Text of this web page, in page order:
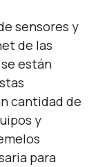
sensores y
de las
están
cantidad de
y
para